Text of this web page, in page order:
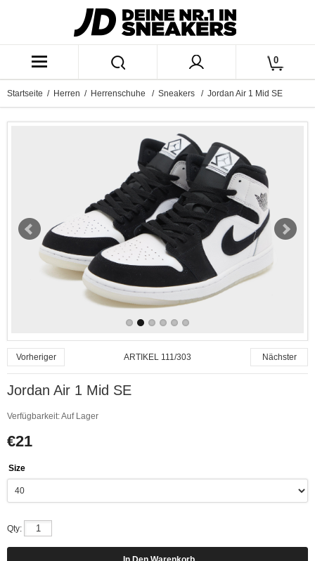
0
Startseite / Herren / Herrenschuhe / Sneakers / Jordan Air 1 Mid SE
Vorheriger ARTIKEL 111/303 Nächster
Jordan Air 1 Mid SE
Verfügbarkeit:Auf Lager
€21
Size
Qty: